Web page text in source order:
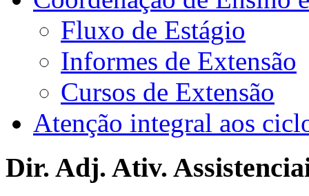
Fluxo de Estágio
Informes de Extensão
Cursos de Extensão
Atenção integral aos
Dir. Adj. Ativ.